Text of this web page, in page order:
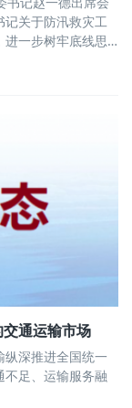
关于防汛救灾工
一步树牢底线思
好防汛救灾各...
交通运输市场
深推进全国统一
足、运输服务融